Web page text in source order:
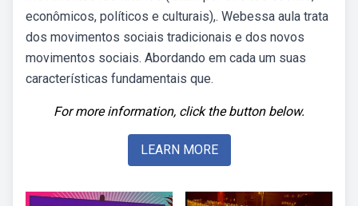
econômicos, políticos e culturais),. Webessa aula trata
dos movimentos sociais tradicionais e dos novos
movimentos sociais. Abordando em cada um suas
características fundamentais que.
For more information, click the button below.
LEARN MORE